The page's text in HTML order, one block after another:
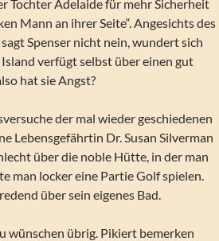
Tochter Adelaide für mehr Sicherheit
Mann an ihrer Seite“. Angesichts des
Spenser nicht nein, wundert sich
verfügt selbst über einen gut
hat sie Angst?
der mal wieder geschiedenen
Lebensgefährtin Dr. Susan Silverman
über die noble Hütte, in der man
man locker eine Partie Golf spielen.
über sein eigenes Bad.
wünschen übrig. Pikiert bemerken